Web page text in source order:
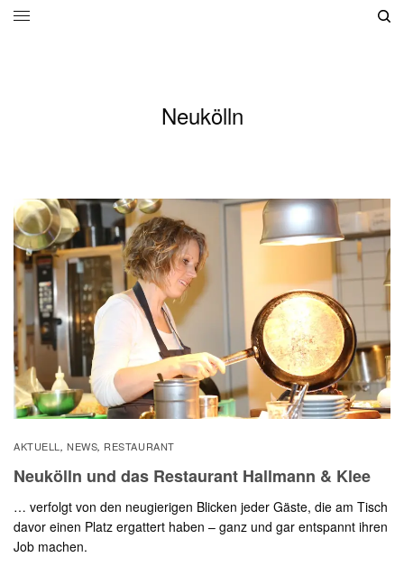
Neukölln
AKTUELL , NEWS, RESTAURANT
Neukölln und das Restaurant Hallmann & Klee
… verfolgt von den neugierigen Blicken jeder Gäste, die am Tisch
davor einen Platz ergattert haben – ganz und gar entspannt ihren
Job machen.